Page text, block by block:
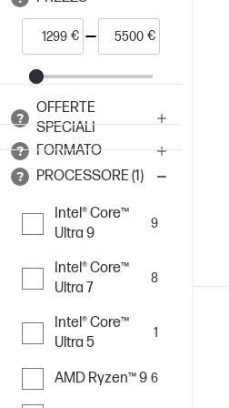
€ €
OFFERTE
SPECIALI
FORMATO
PROCESSORE (1)
Intel® Core™
Ultra 9
9
Intel® Core™
Ultra 7
8
Intel® Core™
Ultra 5
1
AMD Ryzen™ 9 6